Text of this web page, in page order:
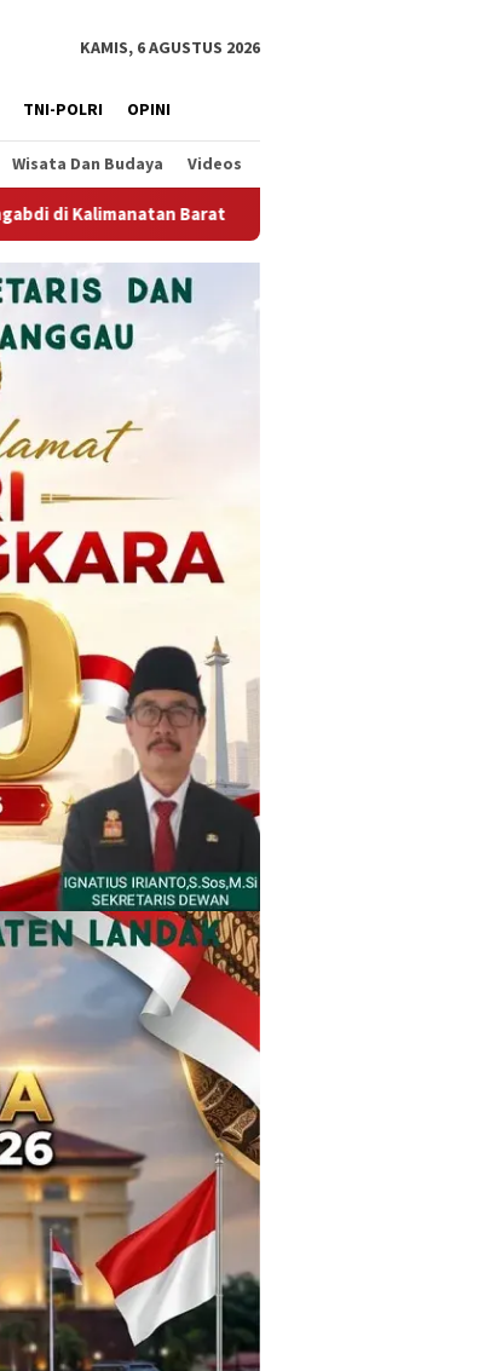
KAMIS, 6 AGUSTUS 2026
TNI-POLRI OPINI
Wisata Dan Budaya Videos
PWI Kalbar Prihatin dan Mengecam Dugaan